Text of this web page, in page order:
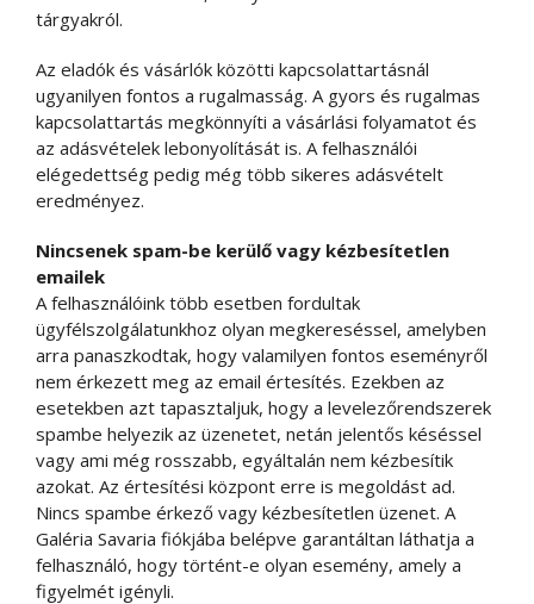
tárgyakról.
Az eladók és vásárlók közötti kapcsolattartásnál
ugyanilyen fontos a rugalmasság. A gyors és rugalmas
kapcsolattartás megkönnyíti a vásárlási folyamatot és
az adásvételek lebonyolítását is. A felhasználói
elégedettség pedig még több sikeres adásvételt
eredményez.
Nincsenek spam-be kerülő vagy kézbesítetlen
emailek
A felhasználóink több esetben fordultak
ügyfélszolgálatunkhoz olyan megkereséssel, amelyben
arra panaszkodtak, hogy valamilyen fontos eseményről
nem érkezett meg az email értesítés. Ezekben az
esetekben azt tapasztaljuk, hogy a levelezőrendszerek
spambe helyezik az üzenetet, netán jelentős késéssel
vagy ami még rosszabb, egyáltalán nem kézbesítik
azokat. Az értesítési központ erre is megoldást ad.
Nincs spambe érkező vagy kézbesítetlen üzenet. A
Galéria Savaria fiókjába belépve garantáltan láthatja a
felhasználó, hogy történt-e olyan esemény, amely a
figyelmét igényli.